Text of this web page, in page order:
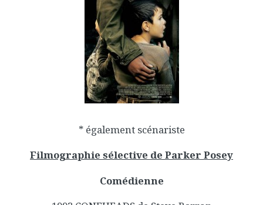
* également scénariste
Filmographie sélective de Parker Posey
Comédienne